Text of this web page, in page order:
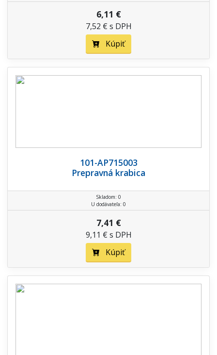
6,11 €
7,52 € s DPH
Kúpiť
101-AP715003
Prepravná krabica
Skladom: 0
U dodávateľa: 0
7,41 €
9,11 € s DPH
Kúpiť